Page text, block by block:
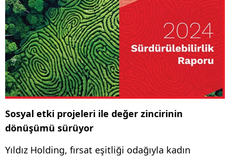
Sosyal etki projeleri ile değer zincirinin
dönüşümü sürüyor
Yıldız Holding, fırsat eşitliği odağıyla kadın